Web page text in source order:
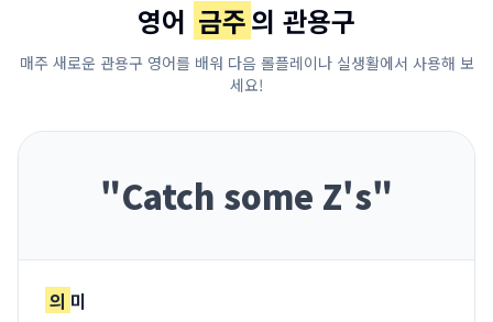
영어 금주의 관용구
매주 새로운 관용구 영어를 배워 다음 롤플레이나 실생활에서 사용해 보
세요!
"Catch some Z's"
의 미